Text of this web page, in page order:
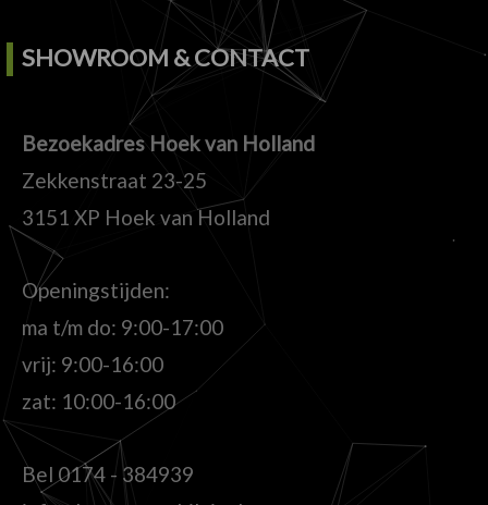
SHOWROOM & CONTACT
Bezoekadres Hoek van Holland
Zekkenstraat 23-25
3151 XP Hoek van Holland
Openingstijden:
ma t/m do: 9:00-17:00
vrij: 9:00-16:00
zat: 10:00-16:00
Bel 0174 - 384939